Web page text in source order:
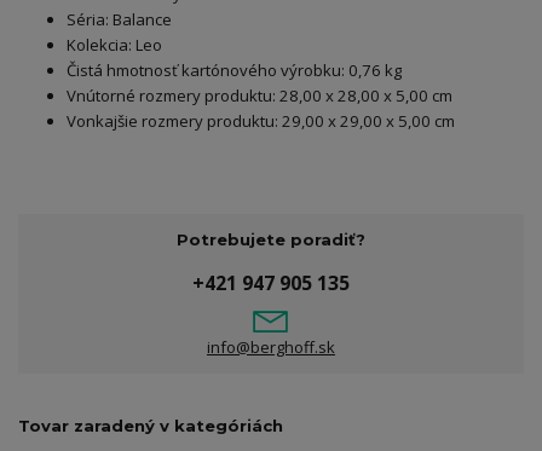
Séria: Balance
Kolekcia: Leo
Čistá hmotnosť kartónového výrobku: 0,76 kg
Vnútorné rozmery produktu: 28,00 x 28,00 x 5,00 cm
Vonkajšie rozmery produktu: 29,00 x 29,00 x 5,00 cm
Potrebujete poradiť?
+421 947 905 135
info@berghoff.sk
Tovar zaradený v kategóriách